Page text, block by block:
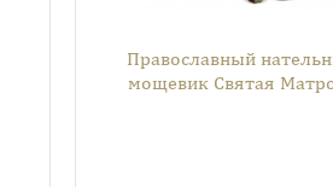
Православный
мощевик Святая